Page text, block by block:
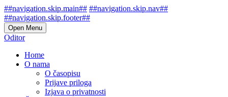
##navigation.skip.main## ##navigation.skip.nav##
##navigation.skip.footer##
Open Menu
Oditor
Home
O nama
O časopisu
Prijave priloga
Izjava o privatnosti